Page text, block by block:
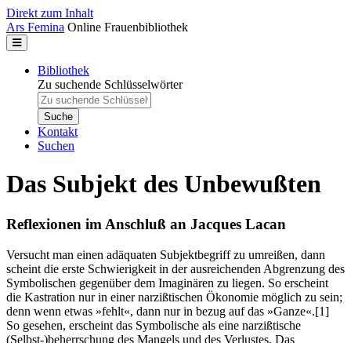
Direkt zum Inhalt
Ars Femina Online Frauenbibliothek
Bibliothek
Zu suchende Schlüsselwörter
Kontakt
Suchen
Das Subjekt des Unbewußten
Reflexionen im Anschluß an Jacques Lacan
Versucht man einen adäquaten Subjektbegriff zu umreißen, dann
scheint die erste Schwierigkeit in der ausreichenden Abgrenzung des
Symbolischen gegenüber dem Imaginären zu liegen. So erscheint
die Kastration nur in einer narzißtischen Ökonomie möglich zu sein;
denn wenn etwas »fehlt«, dann nur in bezug auf das »Ganze«.[1]
So gesehen, erscheint das Symbolische als eine narzißtische
(Selbst-)beherrschung des Mangels und des Verlustes. Das